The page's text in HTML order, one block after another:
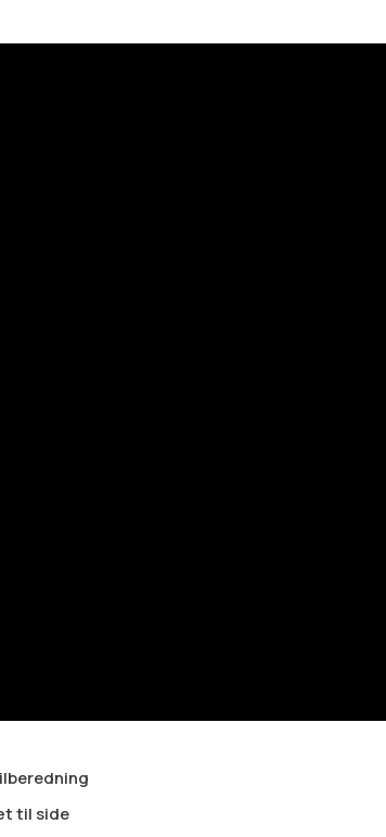
til side